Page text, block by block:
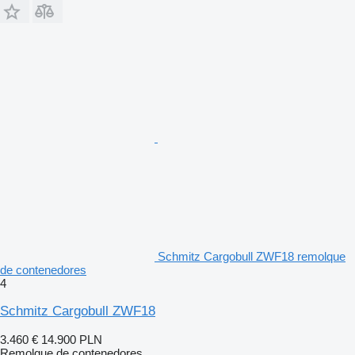
Schmitz Cargobull ZWF18 remolque
de contenedores
4
Schmitz Cargobull ZWF18
3.460 € 14.900 PLN